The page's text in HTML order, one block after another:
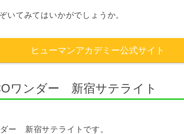
いてみてはいかがでしょうか。
ヒューマンアカデミー公式サイト
ワンダー 新宿サテライト
ー 新宿サテライトです。